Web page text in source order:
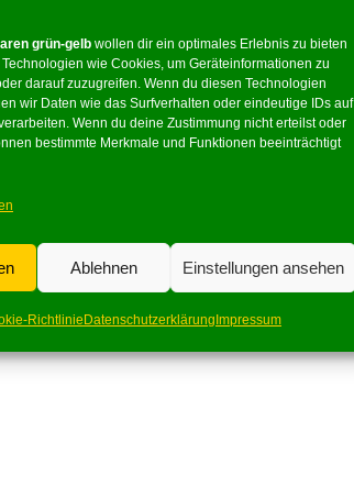
grün-gelb wollen dir ein optimales Erlebnis zu bieten
wie Cookies, um Geräteinformationen zu
darauf zuzugreifen. Wenn du diesen Technologien
wir Daten wie das Surfverhalten oder eindeutige IDs auf
Wenn du deine Zustimmung nicht erteilst oder
bestimmte Merkmale und Funktionen beeinträchtigt
Ablehnen Einstellungen ansehen
Richtlinie Datenschutzerklärung Impressum